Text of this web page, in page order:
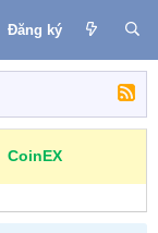
Đăng ký
CoinEX